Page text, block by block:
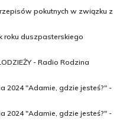
pokutnych w związku z
roku duszpasterskiego
- Radio Rodzina
2024 "Adamie, gdzie jesteś?" -
2024 "Adamie, gdzie jesteś?" -